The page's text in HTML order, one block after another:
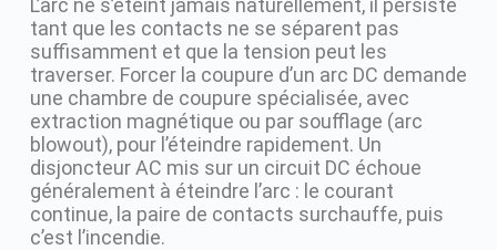
tant que les contacts ne se séparent pas
suffisamment et que la tension peut les
traverser. Forcer la coupure d’un arc DC demande
une chambre de coupure spécialisée, avec
extraction magnétique ou par soufflage (arc
blowout), pour l’éteindre rapidement. Un
disjoncteur AC mis sur un circuit DC échoue
généralement à éteindre l’arc : le courant
continue, la paire de contacts surchauffe, puis
c’est l’incendie.